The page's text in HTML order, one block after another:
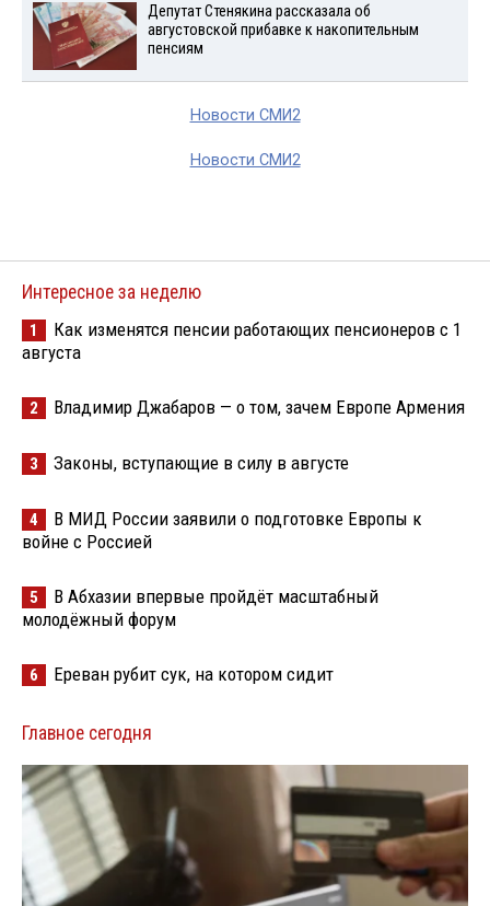
Депутат Стенякина рассказала об
августовской прибавке к накопительным
пенсиям
Новости СМИ2
Новости СМИ2
Интересное за неделю
1
Как изменятся пенсии работающих пенсионеров с 1
августа
2 Владимир Джабаров — о том, зачем Европе Армения
3 Законы, вступающие в силу в августе
4
В МИД России заявили о подготовке Европы к
войне с Россией
5
В Абхазии впервые пройдёт масштабный
молодёжный форум
6 Ереван рубит сук, на котором сидит
Главное сегодня